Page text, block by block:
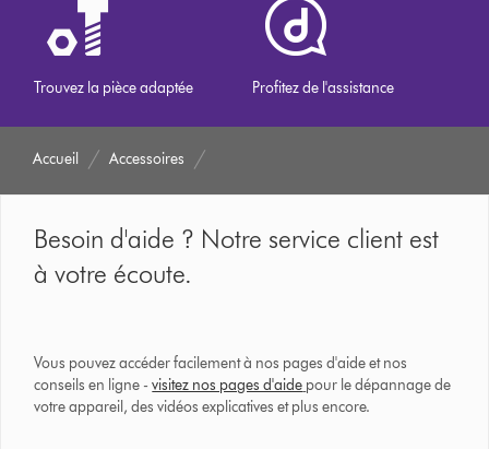
Trouvez la pièce adaptée Profitez de l'assistance
Accueil Accessoires
Besoin d'aide ? Notre service client est
à votre écoute.
Vous pouvez accéder facilement à nos pages d'aide et nos
conseils en ligne -visitez nos pages d'aide pour le dépannage de
votre appareil, des vidéos explicatives et plus encore.